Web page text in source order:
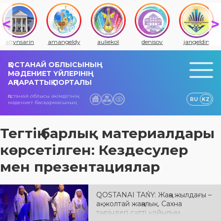
altynsarin amangeldy auliekol denisov jangeldin
ҚОСТАНАЙ ОБЛЫСЫНЫҢ
МӘДЕНИЕТ ҮЙЛЕРІНІҢ
АҚПАРАТТЫҚ ПОРТАЛЫ
Қостанай облысы әкімдігінің
мәдениет басқармасының
RU KZ
Тегтің барлық материалдары
көрсетілген: Кездесулер
мен презентациялар
QOSTANAI TAŃY: Жаңа жылдағы –
ақжолтай жаңалық. Сахна
төріндегі сәтті қойылым